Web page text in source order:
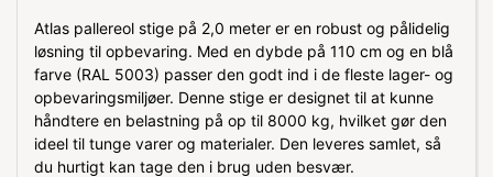
Atlas pallereol stige på 2,0 meter er en robust og pålidelig
løsning til opbevaring. Med en dybde på 110 cm og en blå
farve (RAL 5003) passer den godt ind i de fleste lager- og
opbevaringsmiljøer. Denne stige er designet til at kunne
håndtere en belastning på op til 8000 kg, hvilket gør den
ideel til tunge varer og materialer. Den leveres samlet, så
du hurtigt kan tage den i brug uden besvær.